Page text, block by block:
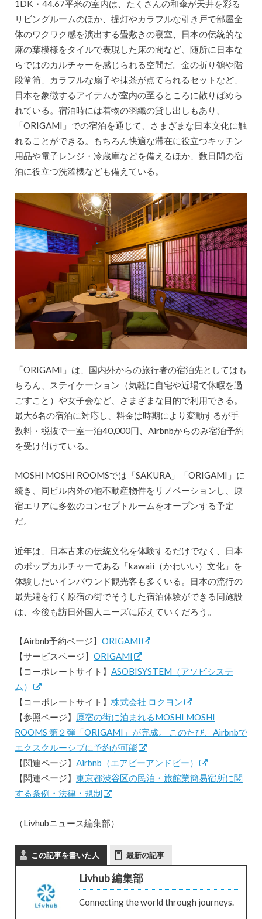
1DK・44.67平米の室内は、たくさんの和傘が天井を彩る
リビングルームのほか、提灯やカラフルな引き戸で部屋全
体のワクワク感を演出する畳敷きの寝室、日本の伝統的な
麻の葉模様をタイルで表現した床の間など、随所に日本な
らではのカルチャーを感じられる空間だ。金の折り鶴や階
段箪笥、カラフルな扇子や抹茶が点てられるセットなど、
日本を象徴するアイテムが室内の至るところに散りばめら
れている。宿泊時には着物の羽織の貸し出しもあり、
「ORIGAMI」での宿泊を通じて、さまざまな日本文化に触
れることができる。もちろん快適な滞在に役立つキッチン
用品や電子レンジ・冷蔵庫などを備えるほか、数日間の宿
泊に役立つ洗濯機なども備えている。
「ORIGAMI」は、国内外からの旅行者の宿泊先としてはも
ちろん、ステイケーション（気軽に自宅や近場で休暇を過
ごすこと）や女子会など、さまざまな目的で利用できる。
最大6名の宿泊に対応し、料金は時期により変動するが手
数料・税抜で一室一泊40,000円、Airbnbからのみ宿泊予約
を受け付けている。
MOSHI MOSHI ROOMSでは「SAKURA」「ORIGAMI」に
続き、同ビル内外の他不動産物件をリノベーションし、原
宿エリアに多数のコンセプトルームをオープンする予定
だ。
近年は、日本古来の伝統文化を体験するだけでなく、日本
のポップカルチャーである「kawaii（かわいい）文化」を
体験したいインバウンド観光客も多くいる。日本の流行の
最先端を行く原宿の街でそうした宿泊体験ができる同施設
は、今後も訪日外国人ニーズに応えていくだろう。
【Airbnb予約ページ】 ORIGAMI
【サービスページ】 ORIGAMI
【コーポレートサイト】 ASOBISYSTEM（アソビシステ
ム）
【コーポレートサイト】 株式会社 ロクヨン
【参照ページ】
原宿の街に泊まれるMOSHI MOSHI
ROOMS 第２弾「ORIGAMI」が完成。 このたび、Airbnbで
エクスクルーシブに予約が可能
【関連ページ】 Airbnb（エアビーアンドビー）
【関連ページ】 東京都渋谷区の民泊・旅館業簡易宿所に関
する条例・法律・規制
（Livhubニュース編集部）
この記事を書いた人 最新の記事
Livhub 編集部
Connecting the world through journeys.